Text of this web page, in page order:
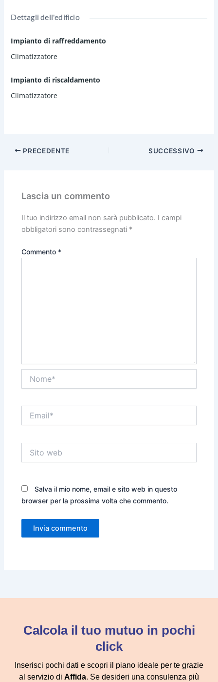
amalgama piacevolmente con il luogo marittimo in cui si
Dettagli dell'edificio
Impianto di raffreddamento
Climatizzatore
Impianto di riscaldamento
Climatizzatore
PRECEDENTE SUCCESSIVO
Lascia un commento
Il tuo indirizzo email non sarà pubblicato. I campi
obbligatori sono contrassegnati *
Commento *
web
Salva il mio nome, email e sito web in questo
browser per la prossima volta che commento.
Inserisci pochi dati e scopri il piano ideale per te grazie
al servizio di Affida. Se desideri una consulenza più
Calcola il tuo mutuo in pochi
click